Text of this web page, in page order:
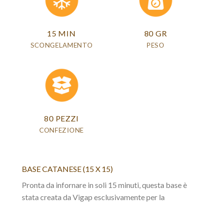
15 MIN
SCONGELAMENTO
80 GR
PESO
80 PEZZI
CONFEZIONE
BASE CATANESE (15 X 15)
Pronta da infornare in soli 15 minuti, questa base è
stata creata da Vigap esclusivamente per la